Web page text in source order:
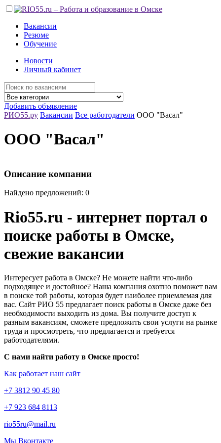
Вакансии
Резюме
Обучение
Новости
Личный кабинет
Добавить объявление
РИО55.ру Вакансии Все работодатели ООО "Васал"
ООО "Васал"
Описание компании
Найдено предложений: 0
Rio55.ru - интернет портал о
поиске работы в Омске,
свежие вакансии
Интересует работа в Омске? Не можете найти что-либо
подходящее и достойное? Наша компания охотно поможет вам
в поиске той работы, которая будет наиболее приемлемая для
вас. Сайт РИО 55 предлагает поиск работы в Омске даже без
необходимости выходить из дома. Вы получите доступ к
разным вакансиям, сможете предложить свои услуги на рынке
труда и просмотреть, что предлагается и требуется
работодателями.
С нами найти работу в Омске просто!
Как работает наш сайт
+7 3812 90 45 80
+7 923 684 8113
rio55ru@mail.ru
Мы Вконтакте